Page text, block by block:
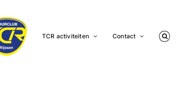
TCR activiteiten Contact